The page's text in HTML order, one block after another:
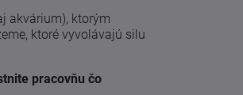
akvárium), ktorým
ktoré vyvolávajú silu
pracovňu čo